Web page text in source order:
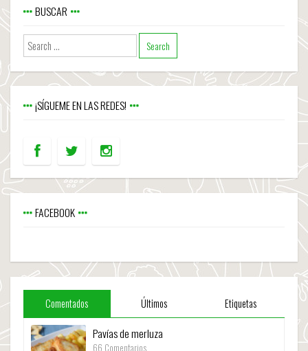
BUSCAR
¡SÍGUEME EN LAS REDES!
FACEBOOK
Comentados Últimos Etiquetas
Pavías de merluza
66 Comentarios